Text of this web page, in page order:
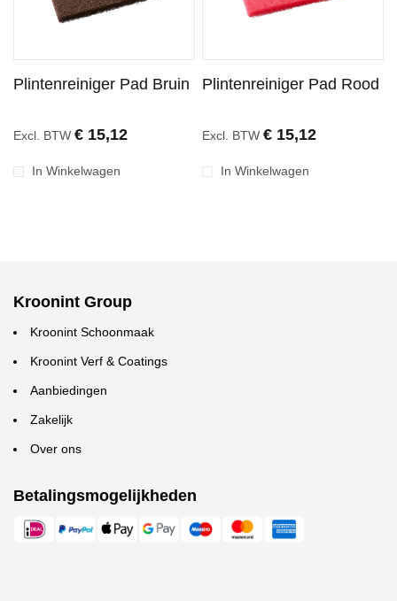
Plintenreiniger Pad Bruin
Excl. BTW € 15,12
In Winkelwagen
Plintenreiniger Pad Rood
Excl. BTW€ 15,12
In Winkelwagen
Kroonint Group
Kroonint Schoonmaak
Kroonint Verf & Coatings
Aanbiedingen
Zakelijk
Over ons
Betalingsmogelijkheden